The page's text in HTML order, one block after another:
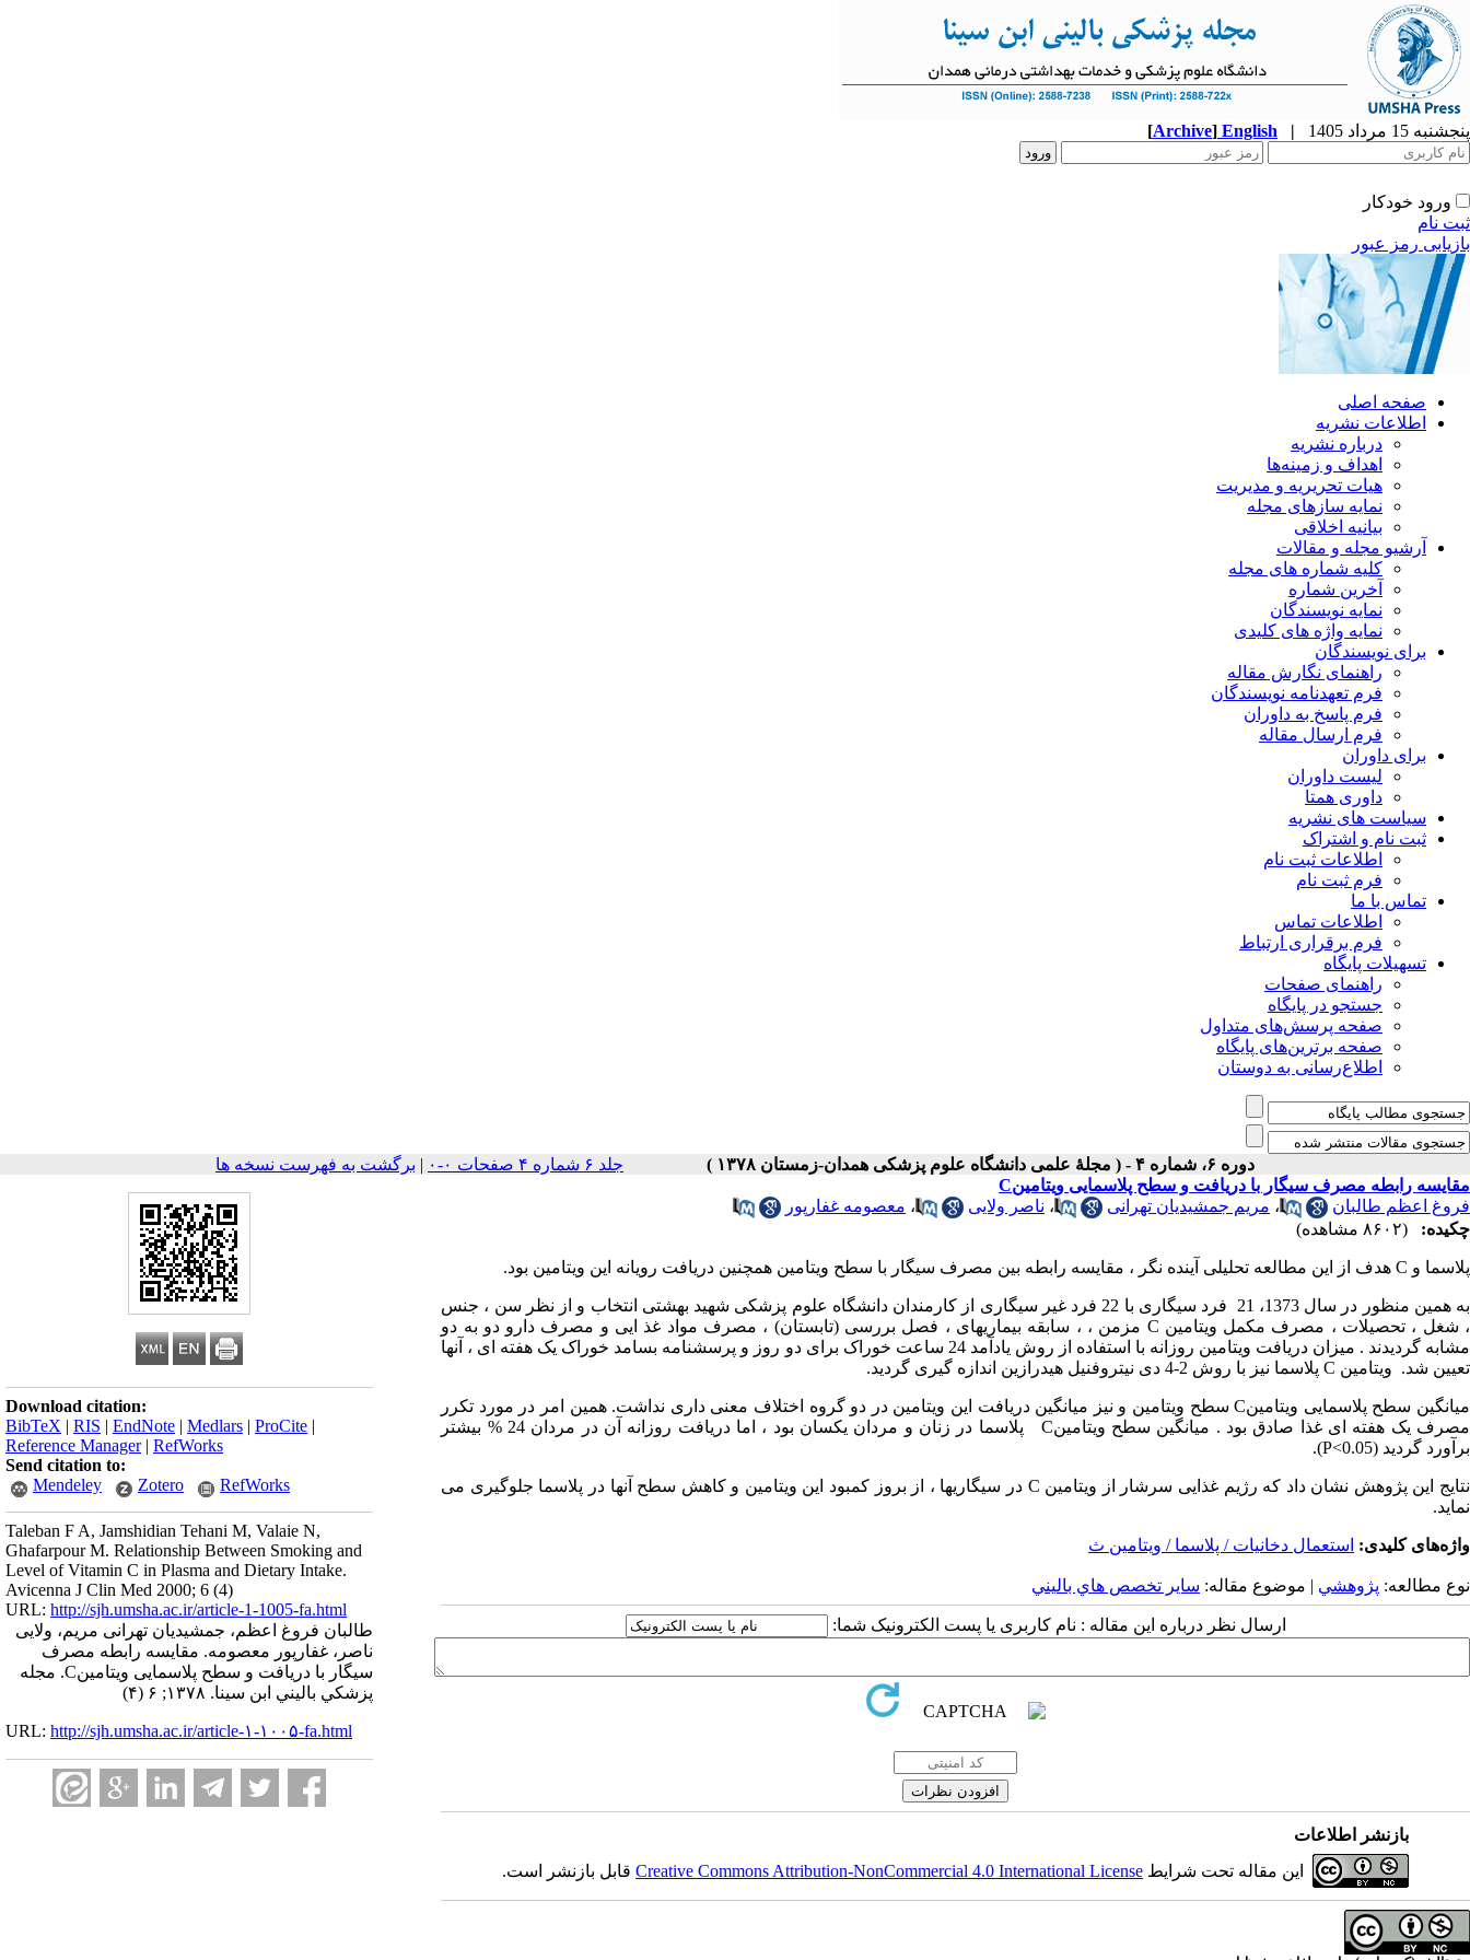
پنجشنبه 15 مرداد 1405 |
English
[Archive]
ورود خودکار
ثبت نام
بازیابی رمز عبور
صفحه اصلی
اطلاعات نشریه
درباره نشریه
اهداف و زمینه‌ها
هیات تحریریه و مدیریت
نمایه سازهای مجله
بیانیه اخلاقی
آرشیو مجله و مقالات
کلیه شماره های مجله
آخرین شماره
نمایه نویسندگان
نمایه واژه های کلیدی
برای نویسندگان
راهنمای نگارش مقاله
فرم تعهدنامه نویسندگان
فرم پاسخ به داوران
فرم ارسال مقاله
برای داوران
لیست داوران
داوری همتا
سیاست های نشریه
ثبت نام و اشتراک
اطلاعات ثبت نام
فرم ثبت نام
تماس با ما
اطلاعات تماس
فرم برقراری ارتباط
تسهیلات پایگاه
راهنمای صفحات
جستجو در پایگاه
صفحه پرسش‌های متداول
صفحه برترین‌های پایگاه
اطلاع‌رسانی به دوستان
دوره ۶، شماره ۴ - ( مجلۀ علمی دانشگاه علوم پزشکی همدان-زمستان ۱۳۷۸ ) جلد ۶ شماره ۴ صفحات ۰-۰ | برگشت به فهرست نسخه ها
Download citation:
BibTeX | RIS | EndNote | Medlars | ProCite |
Reference Manager| RefWorks
Send citation to:
Mendeley
Zotero RefWorks
Taleban F A, Jamshidian Tehani M, Valaie N,
Ghafarpour M. Relationship Between Smoking and
Level of Vitamin C in Plasma and Dietary Intake.
Avicenna J Clin Med 2000; 6 (4)
URL: http://sjh.umsha.ac.ir/article-1-1005-fa.html
طالبان فروغ اعظم، جمشیدیان تهرانی مریم، ولایی
ناصر، غفارپور معصومه. مقایسه رابطه مصرف
سیگار با دریافت و سطح پلاسمایی ویتامینC. مجله
پزشكي باليني ابن سينا. ۱۳۷۸; ۶ (۴)
URL: http://sjh.umsha.ac.ir/article-۱-۱۰۰۵-fa.html
مقایسه رابطه مصرف سیگار با دریافت و سطح پلاسمایی ویتامینC
فروغ اعظم طالبان
، مریم جمشیدیان تهرانی ، ناصر ولایی ، معصومه غفارپور
چکیده:
(۸۶۰۲ مشاهده)
پلاسما و C هدف از این مطالعه تحلیلی آینده نگر ، مقایسه رابطه بین مصرف سیگار با سطح ویتامین همچنین دریافت رویانه این ویتامین بود.
به همین منظور در سال 1373، 21 فرد سیگاری با 22 فرد غیر سیگاری از کارمندان دانشگاه علوم پزشکی شهید بهشتی انتخاب و از نظر سن ، جنس
، شغل ، تحصیلات ، مصرف مکمل ویتامین C مزمن ، ، سابقه بیماریهای ، فصل بررسی (تابستان) ، مصرف مواد غذ ایی و مصرف دارو دو به دو
مشابه گردیدند . میزان دریافت ویتامین روزانه با استفاده از روش یادآمد 24 ساعت خوراک برای دو روز و پرسشنامه بسامد خوراک یک هفته ای ، آنها
تعیین شد. ویتامین C پلاسما نیز با روش 2-4 دی نیتروفنیل هیدرازین اندازه گیری گردید.
میانگین سطح پلاسمایی ویتامینCسطح ویتامین و نیز میانگین دریافت این ویتامین در دو گروه اختلاف معنی داری نداشت. همین امر در مورد تکرر
مصرف یک هفته ای غذا صادق بود . میانگین سطح ویتامینC
پلاسما در زنان و مردان یکسان بود ، اما دریافت روزانه آن در مردان 24 % بیشتر
برآورد گردید (P<0.05
).
نتایج این پژوهش نشان داد که رژیم غذایی سرشار از ویتامین C در سیگاریها ، از بروز کمبود این ویتامین و کاهش سطح آنها در پلاسما جلوگیری می
نماید.
واژه‌های کلیدی: استعمال دخانیات / پلاسما / ویتامین ث
نوع مطالعه: پژوهشي | موضوع مقاله: سایر تخصص هاي باليني
ارسال نظر درباره این مقاله : نام کاربری یا پست الکترونیک شما:
بازنشر اطلاعات
این مقاله تحت شرایط Creative Commons Attribution-NonCommercial 4.0 International Licenseقابل بازنشر است.